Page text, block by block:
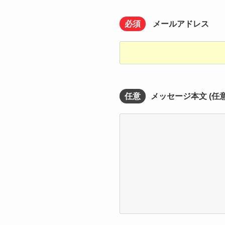
必須 メールアドレス
任意 メッセージ本文 (任